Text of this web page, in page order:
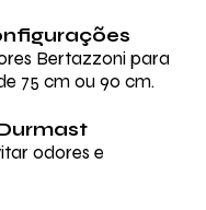
Bertazzoni para
75 cm ou 90 cm.
odores e